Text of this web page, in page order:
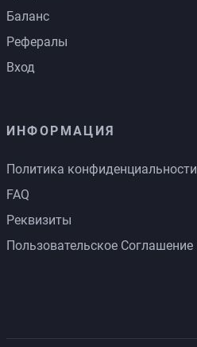
Баланс
Рефералы
Вход
ИНФОРМАЦИЯ
Политика конфиденциальности
FAQ
Реквизиты
Пользовательское Соглашение